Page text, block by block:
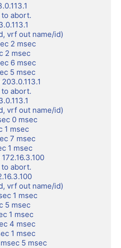
abort.
vrf out name/id)
2 msec
2 msec
6 msec
5 msec
abort.
vrf out name/id)
0 msec
1 msec
7 msec
1 msec
abort.
vrf out name/id)
1 msec
5 msec
1 msec
4 msec
1 msec
msec 5 msec